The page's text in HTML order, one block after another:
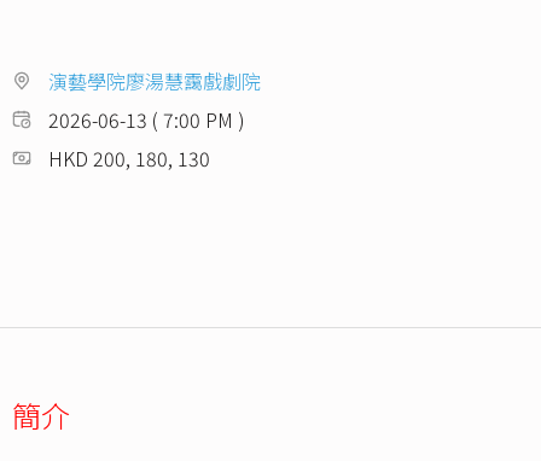
演藝學院廖湯慧靄戲劇院
2026-06-13 ( 7:00 PM )
HKD 200, 180, 130
簡介